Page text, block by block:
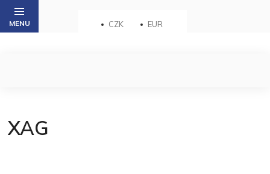
Přejít
obsah
CZK EUR
XAG